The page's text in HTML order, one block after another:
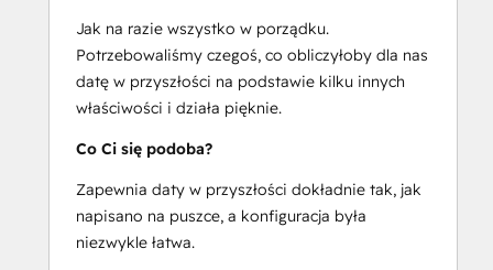
Jak na razie wszystko w porządku.
Potrzebowaliśmy czegoś, co obliczyłoby dla nas
datę w przyszłości na podstawie kilku innych
właściwości i działa pięknie.
Co Ci się podoba?
Zapewnia daty w przyszłości dokładnie tak, jak
napisano na puszce, a konfiguracja była
niezwykle łatwa.